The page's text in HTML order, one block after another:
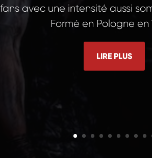
avec une intensité aussi
Formé en Pologne en
LIRE PLUS